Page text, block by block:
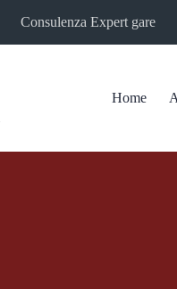
Consulenza Expert gare
Home